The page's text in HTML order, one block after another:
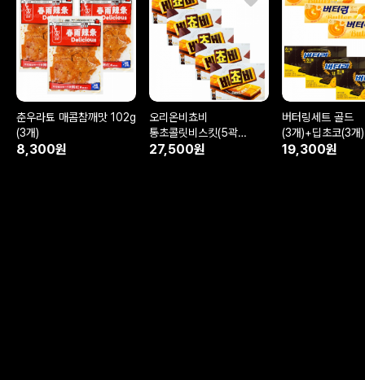
춘우라툐 매콤참깨맛 102g
(3개)
8,300원
오리온비쵸비
통초콜릿비스킷(5곽
25봉지)
27,500원
버터링세트 골드
(3개)+딥초코(3개)
19,300원